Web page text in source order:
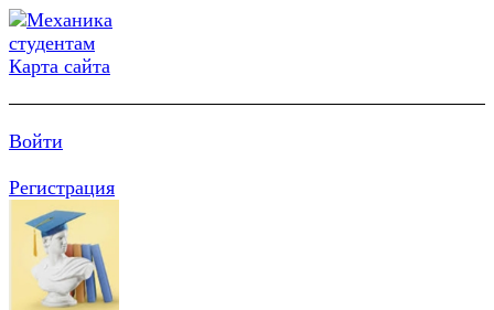
Карта сайта
Войти
Регистрация